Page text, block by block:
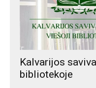
Kalvarijos
bibliotekoje